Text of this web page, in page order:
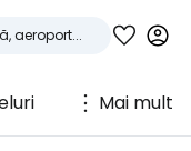
Mai mult